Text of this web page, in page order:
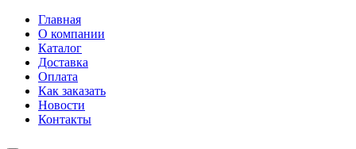
Главная
О компании
Каталог
Доставка
Оплата
Как заказать
Новости
Контакты